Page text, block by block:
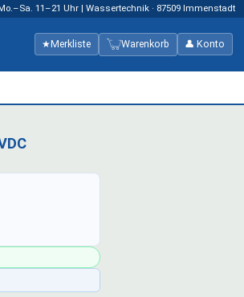
11–21 Uhr | Wassertechnik · 87509 Immenstadt
★ Merkliste Warenkorb 👤 Konto